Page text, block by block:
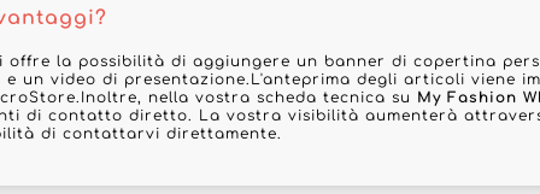
offre la possibilità di aggiungere un banner di copertina
un video di presentazione.L'anteprima degli articoli viene
nella vostra scheda tecnica su My Fashion
di contatto diretto. La vostra visibilità aumenterà
di contattarvi direttamente.